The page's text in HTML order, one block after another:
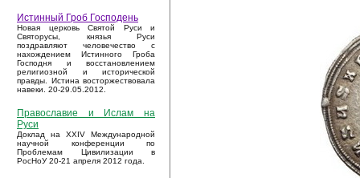
Истинный Гроб Господень
Новая церковь Святой Руси и
Святорусы, князья Руси
поздравляют человечество с
нахождением Истинного Гроба
Господня и восстановлением
религиозной и исторической
правды. Истина восторжествовала
навеки. 20-29.05.2012.
Православие и Ислам на
Руси
Доклад на XXIV Международной
научной конференции по
Проблемам Цивилизации в
РосНоУ 20-21 апреля 2012 года.